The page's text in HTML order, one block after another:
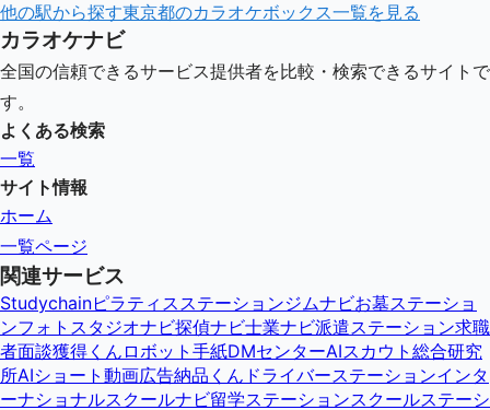
他の駅から探す東京都のカラオケボックス一覧を見る
カラオケナビ
全国の信頼できるサービス提供者を比較・検索できるサイトで
す。
よくある検索
一覧
サイト情報
ホーム
一覧ページ
関連サービス
Studychainピラティスステーションジムナビお墓ステーショ
ンフォトスタジオナビ探偵ナビ士業ナビ派遣ステーション求職
者面談獲得くん ロボット手紙DMセンターAIスカウト総合研究
所AIショート動画広告納品くん ドライバーステーションインタ
ーナショナルスクールナビ留学ステーションスクールステーシ